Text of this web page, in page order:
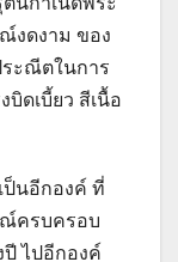
งดงาม ของ
ะณีตในการ
ดเบี้ยว สีเนื้อ
ป็นอีกองค์ ที่
ครบครอบ
ไปอีกองค์